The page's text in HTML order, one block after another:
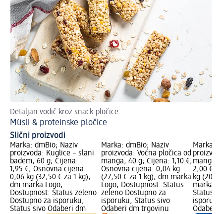
Detaljan vodič kroz snack-pločice
Müsli & proteinske pločice
Slični proizvodi
Marka: dmBio; Naziv
proizvoda: Kuglice – slani
badem, 60 g; Cijena:
1,95 €; Osnovna cijena:
0,06 kg (32,50 € za 1 kg);
dm marka Logo;
Dostupnost: Status zeleno
Dostupno za isporuku,
Status sivo Odaberi dm
Marka: dmBio; Naziv
proizvoda: Voćna pločica od
manga, 40 g; Cijena: 1,10 €;
Osnovna cijena: 0,04 kg
(27,50 € za 1 kg); dm marka
Logo; Dostupnost: Status
zeleno Dostupno za
isporuku, Status sivo
Odaberi dm trgovinu
Marka:
manga,
2,00 €;
kg
marka
Status
Odaberi